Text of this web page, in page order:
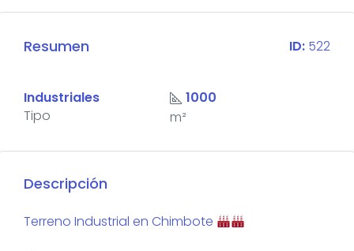
Resumen ID: 522
Industriales
Tipo
1000
m²
Descripción
Terreno Industrial en Chimbote